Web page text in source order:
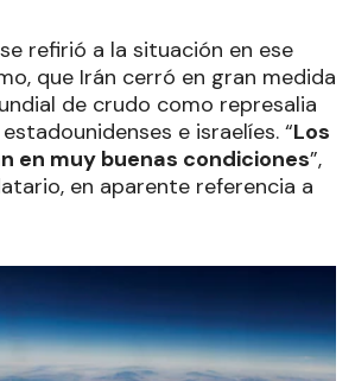
refirió a la situación en ese
que Irán cerró en gran medida
de crudo como represalia
e israelíes. “Los
en muy buenas condiciones”,
en aparente referencia a